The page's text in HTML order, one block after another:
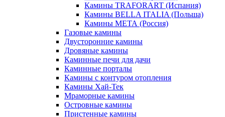
Камины TRAFORART (Испания)
Камины BELLA ITALIA (Польша)
Камины МЕТА (Россия)
Газовые камины
Двусторонние камины
Дровяные камины
Каминные печи для дачи
Каминные порталы
Камины с контуром отопления
Камины Хай-Тек
Мраморные камины
Островные камины
Пристенные камины